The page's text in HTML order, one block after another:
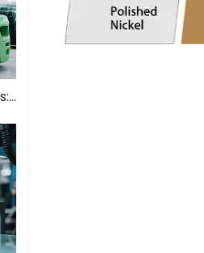
Sistemas de puertas correderas: guía completa de soluciones espaciales modernas